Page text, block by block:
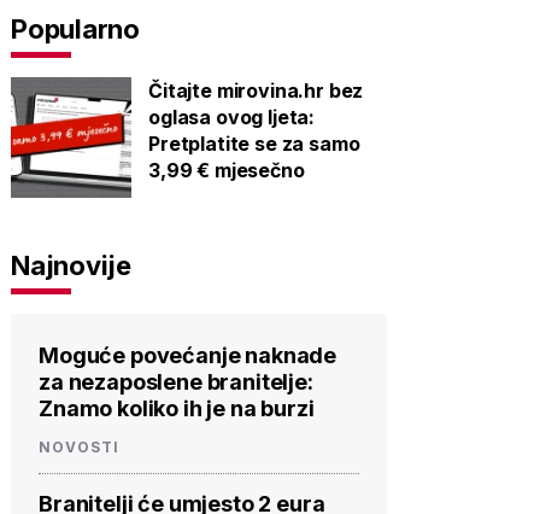
Popularno
Čitajte mirovina.hr bez
oglasa ovog ljeta:
Pretplatite se za samo
3,99 € mjesečno
Najnovije
Moguće povećanje naknade
za nezaposlene branitelje:
Znamo koliko ih je na burzi
NOVOSTI
Branitelji će umjesto 2 eura